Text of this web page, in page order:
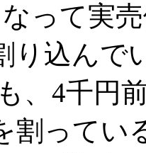
って実
り込んで
、4千円
割ってい